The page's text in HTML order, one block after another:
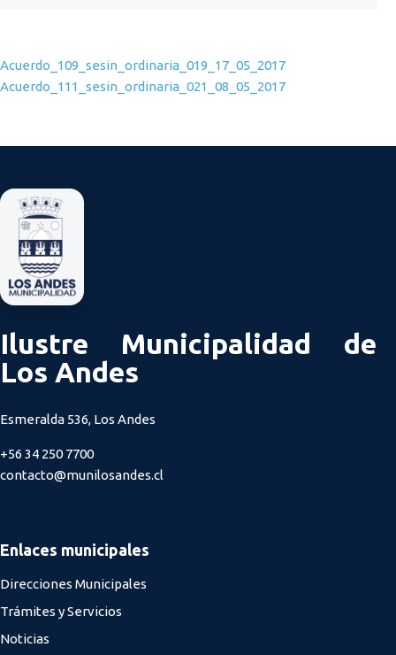
Navegación de entradas
Acuerdo_109_sesin_ordinaria_019_17_05_2017
Acuerdo_111_sesin_ordinaria_021_08_05_2017
Ilustre Municipalidad de
Los Andes
Esmeralda 536, Los Andes
+56 34 250 7700
contacto@munilosandes.cl
Enlaces municipales
Direcciones Municipales
Trámites y Servicios
Noticias